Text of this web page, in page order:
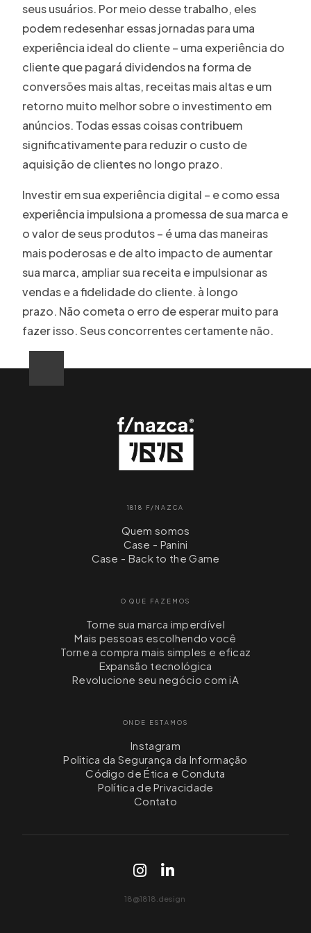
seus usuários. Por meio desse trabalho, eles
podem redesenhar essas jornadas para uma
experiência ideal do cliente – uma experiência do
cliente que pagará dividendos na forma de
conversões mais altas, receitas mais altas e um
retorno muito melhor sobre o investimento em
anúncios. Todas essas coisas contribuem
significativamente para reduzir o custo de
aquisição de clientes no longo prazo.
Investir em sua experiência digital – e como essa
experiência impulsiona a promessa de sua marca e
o valor de seus produtos – é uma das maneiras
mais poderosas e de alto impacto de aumentar
sua marca, ampliar sua receita e impulsionar as
vendas e a fidelidade do cliente. à longo
prazo. Não cometa o erro de esperar muito para
fazer isso. Seus concorrentes certamente não.
1818 F/NAZCA
Quem somos
Case - Panini
Case - Back to the Game
O QUE FAZEMOS
Torne sua marca imperdível
Mais pessoas escolhendo você
Torne a compra mais simples e eficaz
Expansão tecnológica
Revolucione seu negócio com iA
ONDE ESTAMOS
Instagram
Politica da Segurança da Informação
Código de Ética e Conduta
Política de Privacidade
Contato
18@1818.design
login
Contato